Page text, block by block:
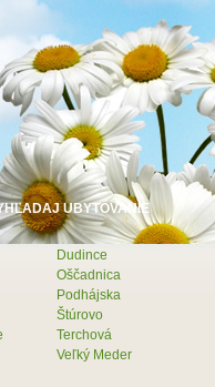
Dudince
Oščadnica
Podhájska
Štúrovo
Terchová
Veľký Meder